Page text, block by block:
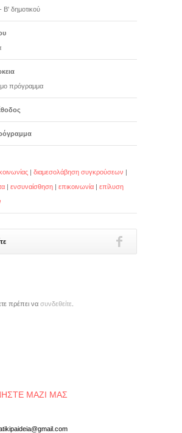
Β' δημοτικού
πρόγραμμα
| διαμεσολάβηση συγκρούσεων |
| ενσυναίσθηση | επικοινωνία | επίλυση
πρέπει να συνδεθείτε
ΜΑΖΊ ΜΑΣ